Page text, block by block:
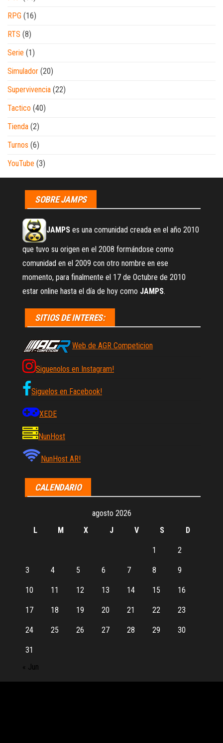
RPG (16)
RTS (8)
Serie (1)
Simulador (20)
Supervivencia (22)
Tactico (40)
Tienda (2)
Turnos (6)
YouTube (3)
SOBRE JAMPS
JAMPS es una comunidad creada en el año 2010
que tuvo su origen en el 2008 formándose como
comunidad en el 2009 con otro nombre en ese
momento, para finalmente el 17 de Octubre de 2010
estar online hasta el día de hoy como JAMPS.
SITIOS DE INTERES:
Web de AGR Competicion
Siguenolos en Instagram!
Siguelos en Facebook!
XEDE
NunHost
NunHost AR!
CALENDARIO
agosto 2026
L
M X J V S D
1 2
3 4 5 6 7 8 9
10 11 12 13 14 15 16
17 18 19 20 21 22 23
24 25 26 27 28 29 30
31
« Jun